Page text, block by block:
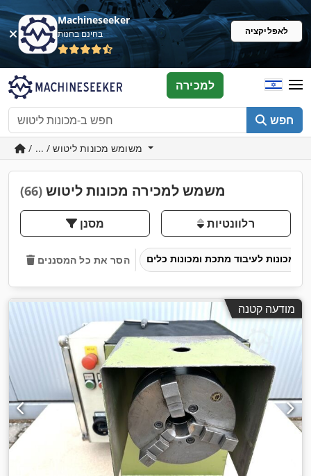
Machineseeker
בחינם בחנות לאפליקציה
חפש
למכירה
משמש למכירה מכונות ליטוש (66)
מסנן רלוונטיות
הסר את כל המסננים
מודעה קטנה